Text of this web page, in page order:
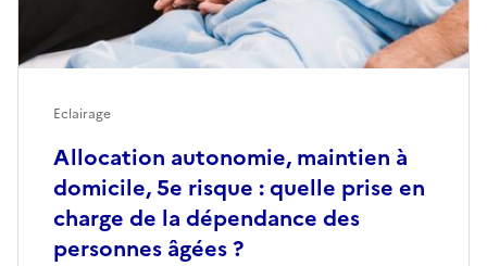
Allocation autonomie, maintien à
domicile, 5e risque : quelle prise en
charge de la dépendance des
personnes âgées ?
Eclairage